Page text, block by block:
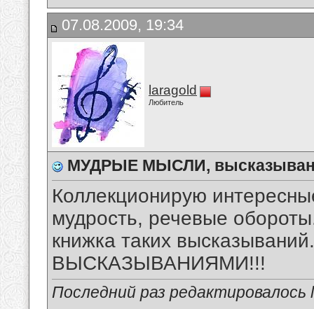
07.08.2009, 19:34
laragold
Любитель
МУДРЫЕ МЫСЛИ,
Коллекционирую
мудрость, речевые
книжка таких
ВЫСКАЗЫВАНИЯМИ!!!
Последний раз